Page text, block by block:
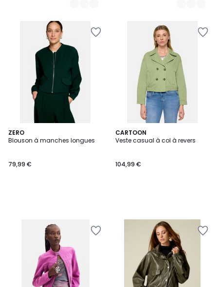
ZERO
Blouson à manches longues
79,99 €
CARTOON
Veste casual à col à revers
104,99 €